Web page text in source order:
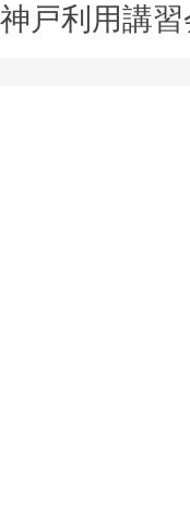
戸利用講習